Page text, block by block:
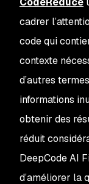
cadrer
code qui
contexte
d’autres
informations
obtenir des
réduit
DeepCode AI
d’améliorer la